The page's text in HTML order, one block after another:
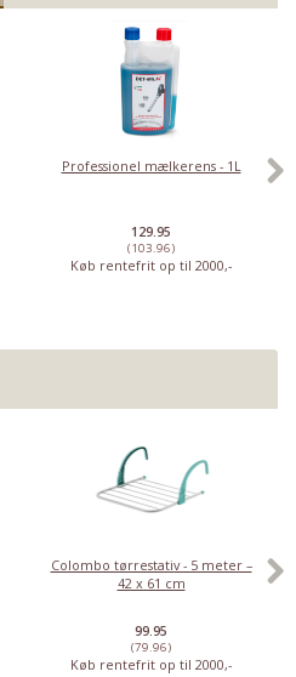
Professionel mælkerens - 1L
129.95
(103.96)
Køb rentefrit op til 2000,-
Colombo tørrestativ - 5 meter –
42 x 61 cm
99.95
(79.96)
Køb rentefrit op til 2000,-